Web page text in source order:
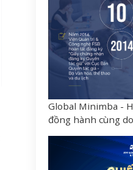
Global Minimba -
đồng hành cùng